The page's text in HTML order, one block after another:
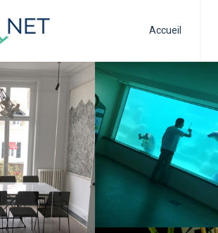
Accueil